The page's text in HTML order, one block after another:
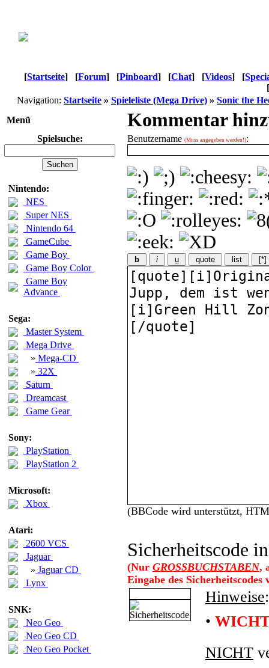
[Startseite] [Forum] [Pinboard] [Chat] [Videos] [
[
Navigation: Startseite » Spieleliste (Mega Drive) » Sonic the
Menü
Kommentar
Spielsuche:
Nintendo:
NES
Super NES
Nintendo 64
GameCube
Game Boy
Game Boy Color
Game Boy
Advance
Sega:
Master System
Mega Drive
» Mega-CD
» 32X
Saturn
Dreamcast
Game Gear
Sony:
PlayStation
PlayStation 2
Microsoft:
Xbox
Atari:
2600 VCS
Jaguar
» Jaguar CD
Lynx
SNK:
Neo Geo
Neo Geo CD
Neo Geo Pocket
Benutzername (Muss angegeben werden!):
b i u quote list [*]
(BBCode wird unterstützt,
Sicherheitscode
(Nur GROSSBUCHSTABEN,
Eingabe des Sicherheitscodes
Hinweise:
•
NICHT